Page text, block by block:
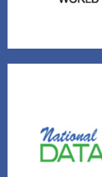
Төрийн
цахим засаглалыг